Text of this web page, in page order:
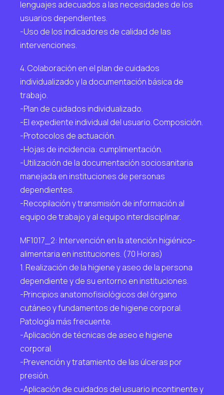
lenguajes adecuados a las necesidades de los
usuarios dependientes.
-Uso de los indicadores de calidad de las
intervenciones.
4. Colaboración en el plan de cuidados
individualizado y la documentación básica de
trabajo.
-Plan de cuidados individualizado.
-El expediente individual del usuario. Composición.
-Protocolos de actuación.
-Hojas de incidencia: cumplimentación.
-Utilización de la documentación sociosanitaria
manejada en instituciones de personas
dependientes.
-Recopilación y transmisión de información al
equipo de trabajo y al equipo interdisciplinar.
MF1017_2: Intervención en la atención higiénico-
alimentaria en instituciones. (70 Horas)
1. Realización de la higiene y aseo de la persona
dependiente y de su entorno en instituciones.
-Principios anatomofisiológicos del órgano
cutáneo y fundamentos de higiene corporal.
Patología más frecuente.
-Aplicación de técnicas de aseo e higiene
corporal.
-Prevención y tratamiento de las úlceras por
presión.
-Aplicación de cuidados del usuario incontinente y